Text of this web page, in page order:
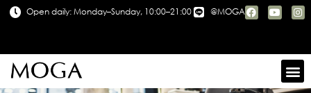
Open daily: Monday–Sunday, 10:00–21:00 @MOGA